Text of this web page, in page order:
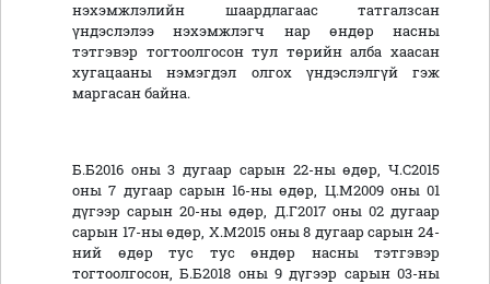
нэхэмжлэлийн шаардлагаас татгалзсан
үндэслэлээ нэхэмжлэгч нар өндөр насны
тэтгэвэр тогтоолгосон тул төрийн алба хаасан
хугацааны нэмэгдэл олгох үндэслэлгүй гэж
маргасан байна.
Б.Б2016 оны 3 дугаар сарын 22-ны өдөр, Ч.С2015
оны 7 дугаар сарын 16-ны өдөр, Ц.М2009 оны 01
дүгээр сарын 20-ны өдөр, Д.Г2017 оны 02 дугаар
сарын 17-ны өдөр, Х.М2015 оны 8 дугаар сарын 24-
ний өдөр тус тус өндөр насны тэтгэвэр
тогтоолгосон, Б.Б2018 оны 9 дүгээр сарын 03-ны